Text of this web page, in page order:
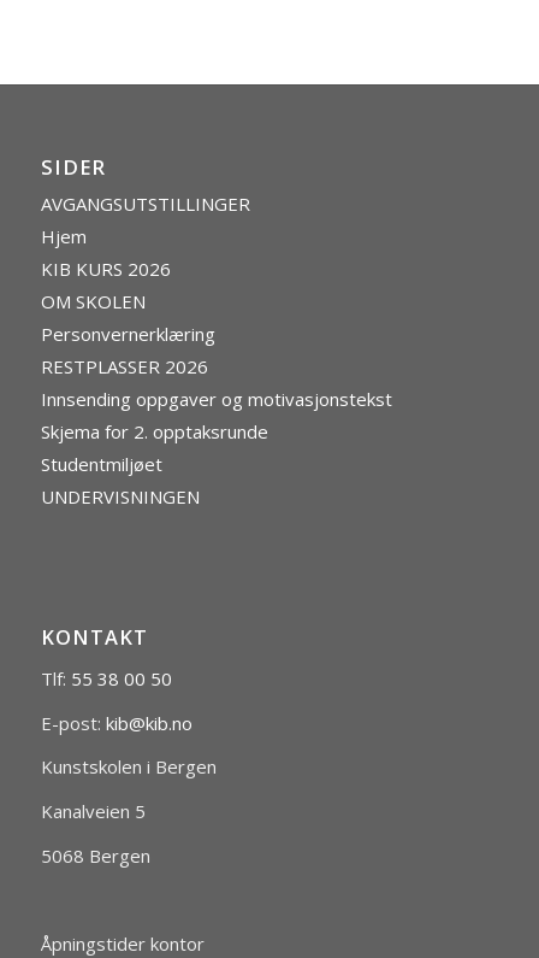
SIDER
AVGANGSUTSTILLINGER
Hjem
KIB KURS 2026
OM SKOLEN
Personvernerklæring
RESTPLASSER 2026
Innsending oppgaver og motivasjonstekst
Skjema for 2. opptaksrunde
Studentmiljøet
UNDERVISNINGEN
KONTAKT
Tlf: 55 38 00 50
E-post: kib@kib.no
Kunstskolen i Bergen
Kanalveien 5
5068 Bergen
Åpningstider kontor